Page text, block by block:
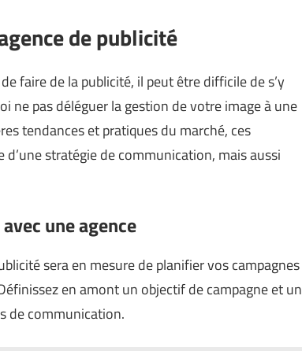
de publicité
faire de la publicité, il peut être difficile de s’y
ne pas déléguer la gestion de votre image à une
tendances et pratiques du marché, ces
stratégie de communication, mais aussi
une agence
sera en mesure de planifier vos campagnes
en amont un objectif de campagne et un
de communication.